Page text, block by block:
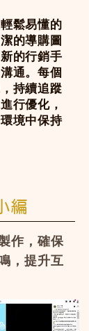
鬆易懂的
的導購圖
的行銷手
通。每個
持續追蹤
行優化，
境中保持
編
作，確保
，提升互